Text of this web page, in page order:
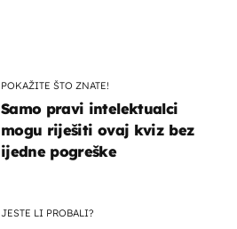
POKAŽITE ŠTO ZNATE!
Samo pravi intelektualci
mogu riješiti ovaj kviz bez
ijedne pogreške
JESTE LI PROBALI?